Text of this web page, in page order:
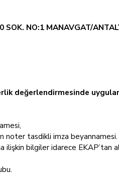
SOK. NO:1 MANAVGAT/
değerlendirmesinde
noter tasdikli imza
bilgiler idarece EKAP’tan